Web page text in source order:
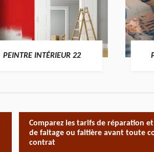
PEINTRE INTÉRIEUR 22
Comparez les tarifs de réparation
de faitage ou faitière avant toute
contrat